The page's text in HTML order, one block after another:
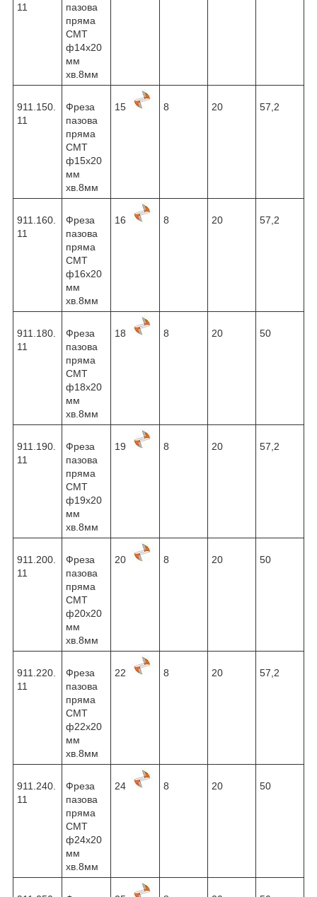
11
пазова
пряма
CMT
ф14х20
мм
хв.8мм
911.150.
11
Фреза
пазова
пряма
CMT
ф15х20
мм
хв.8мм
15 8 20 57,2
911.160.
11
Фреза
пазова
пряма
CMT
ф16х20
мм
хв.8мм
16 8 20 57,2
911.180.
11
Фреза
пазова
пряма
CMT
ф18х20
мм
хв.8мм
18 8 20 50
911.190.
11
Фреза
пазова
пряма
CMT
ф19х20
мм
хв.8мм
19 8 20 57,2
911.200.
11
Фреза
пазова
пряма
CMT
ф20х20
мм
хв.8мм
20 8 20 50
911.220.
11
Фреза
пазова
пряма
CMT
ф22х20
мм
хв.8мм
22 8 20 57,2
911.240.
11
Фреза
пазова
пряма
CMT
ф24х20
мм
хв.8мм
24 8 20 50